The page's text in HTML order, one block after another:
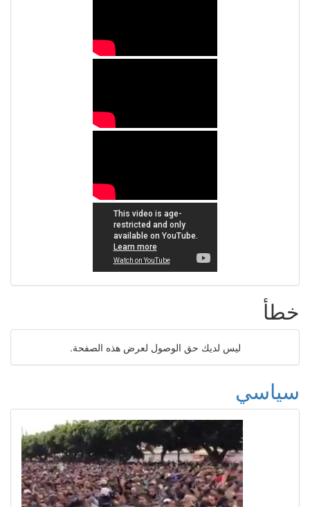
خطأ
ليس لديك حق الوصول لعرض هذه الصفحة.
سياسي